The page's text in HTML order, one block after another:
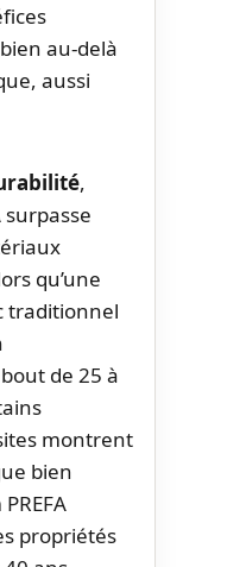
au-delà
aussi
,
surpasse
qu’une
traditionnel
de 25 à
montrent
bien
propriétés